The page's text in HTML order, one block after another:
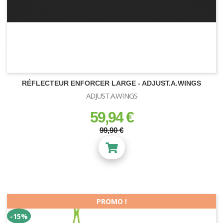
ECLAIRAGE LED
RÉFLECTEUR ENFORCER LARGE - ADJUST.A.WINGS
ADJUST.A.WINGS
prix
59,94 €prix régulier
99,90 €
PROMO !
-15%